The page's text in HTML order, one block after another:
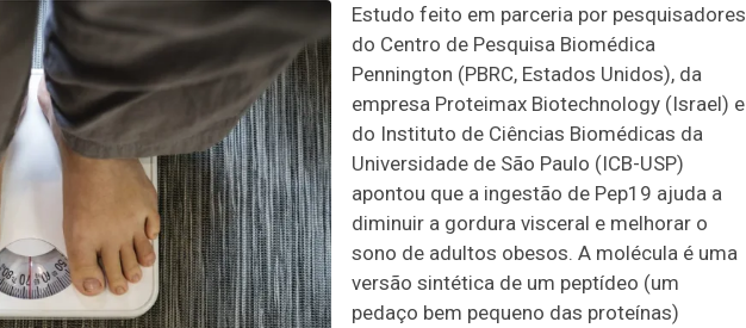
Estudo feito em parceria por pesquisadores
do Centro de Pesquisa Biomédica
Pennington (PBRC, Estados Unidos), da
empresa Proteimax Biotechnology (Israel) e
do Instituto de Ciências Biomédicas da
Universidade de São Paulo (ICB-USP)
apontou que a ingestão de Pep19 ajuda a
diminuir a gordura visceral e melhorar o
sono de adultos obesos. A molécula é uma
versão sintética de um peptídeo (um
pedaço bem pequeno das proteínas)